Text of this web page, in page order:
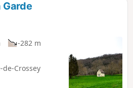
Garde
-282 m
Crossey